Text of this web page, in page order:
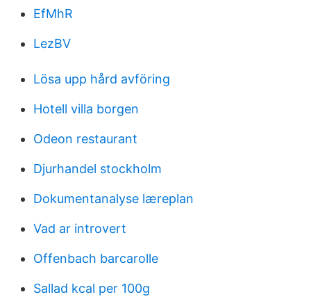
EfMhR
LezBV
Lösa upp hård avföring
Hotell villa borgen
Odeon restaurant
Djurhandel stockholm
Dokumentanalyse læreplan
Vad ar introvert
Offenbach barcarolle
Sallad kcal per 100g